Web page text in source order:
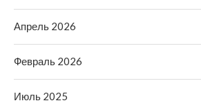
Апрель 2026
Февраль 2026
Июль 2025